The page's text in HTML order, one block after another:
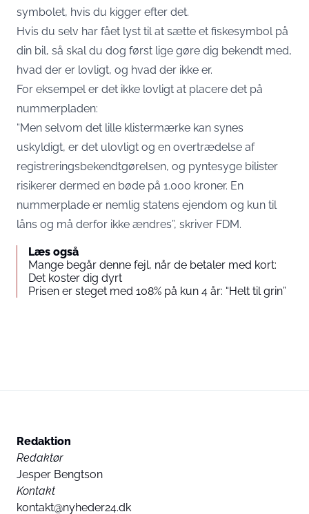
symbolet, hvis du kigger efter det.
Hvis du selv har fået lyst til at sætte et fiskesymbol på
din bil, så skal du dog først lige gøre dig bekendt med,
hvad der er lovligt, og hvad der ikke er.
For eksempel er det ikke lovligt at placere det på
nummerpladen:
“Men selvom det lille klistermærke kan synes
uskyldigt, er det ulovligt og en overtrædelse af
registreringsbekendtgørelsen, og pyntesyge bilister
risikerer dermed en bøde på 1.000 kroner. En
nummerplade er nemlig statens ejendom og kun til
låns og må derfor ikke ændres”, skriver FDM.
Læs også
Mange begår denne fejl, når de betaler med kort:
Det koster dig dyrt
Prisen er steget med 108% på kun 4 år: “Helt til grin”
Redaktion
Redaktør
Jesper Bengtson
Kontakt
kontakt@nyheder24.dk